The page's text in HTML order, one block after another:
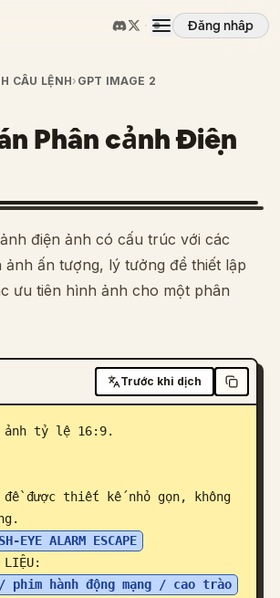
Đăng nhập
sử dụng
CÂU LỆNH› GPT IMAGE 2
Phân cảnh Điện
điện ảnh có cấu trúc với các
ảnh ấn tượng, lý tưởng để thiết lập
ưu tiên hình ảnh cho một phân
Trước khi dịch
ảnh tỷ lệ 16:9.
được thiết kế nhỏ gọn, không
EYE ALARM ESCAPE
LIỆU:
phim hành động mạng / cao trào